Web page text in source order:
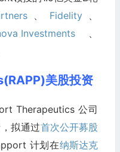
、 Fidelity、
Investments、
美股投资
Therapeutics 公司
拟通过首次公开募股
计划在纳斯达克